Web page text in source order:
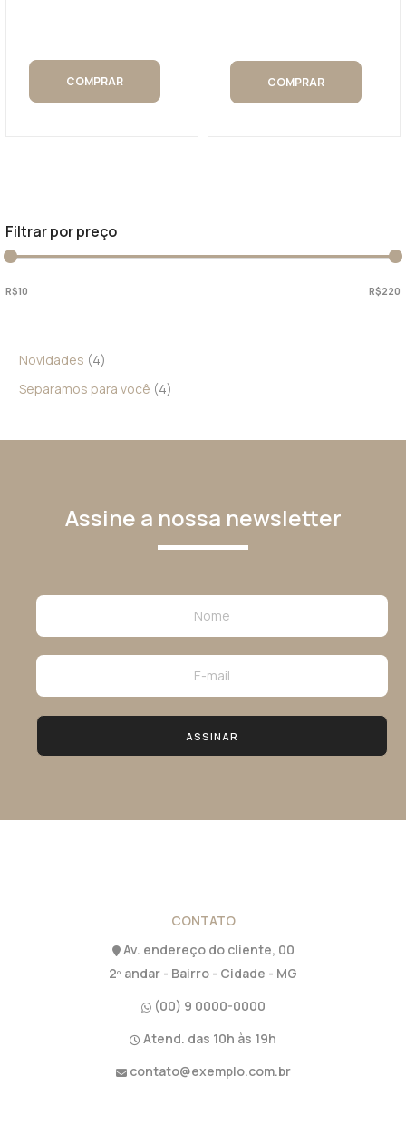
Filtrar por preço
R$10 R$220
Novidades 4
Separamos para você 4
COMPRAR COMPRAR
Assine a nossa newsletter
ASSINAR
CONTATO
Av. endereço do cliente, 00
2º andar - Bairro - Cidade - MG
(00) 9 0000-0000
Atend. das 10h às 19h
contato@exemplo.com.br